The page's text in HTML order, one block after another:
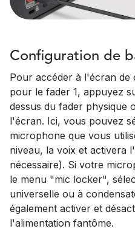
Configuration de
Pour accéder à l'écran de
pour le fader 1, appuyez
dessus du fader physique
l'écran. Ici, vous pouvez
microphone que vous
niveau, la voix et activera
nécessaire). Si votre
le menu "mic locker",
universelle ou à
également activer et
l'alimentation fantôme.